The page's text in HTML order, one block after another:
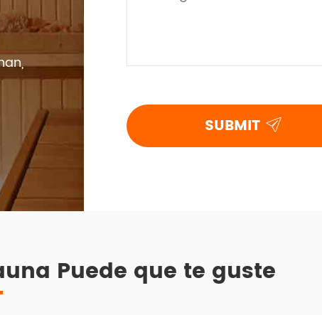
SUBMIT 
Puede que te guste